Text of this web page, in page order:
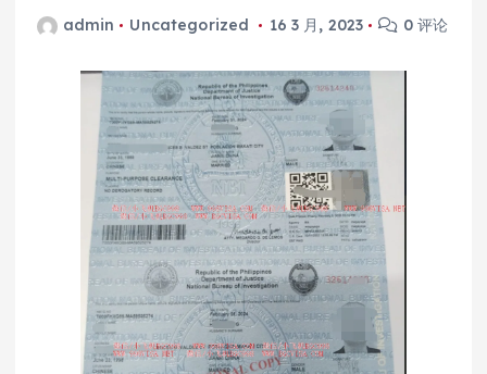
admin Uncategorized 16 3 月, 2023 0 评论